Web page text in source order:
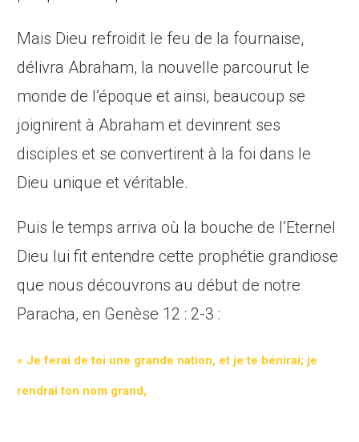
Mais Dieu refroidit le feu de la fournaise,
délivra Abraham, la nouvelle parcourut le
monde de l’époque et ainsi, beaucoup se
joignirent à Abraham et devinrent ses
disciples et se convertirent à la foi dans le
Dieu unique et véritable.
Puis le temps arriva où la bouche de l’Eternel
Dieu lui fit entendre cette prophétie grandiose
que nous découvrons au début de notre
Paracha, en Genèse 12 : 2-3 :
« Je ferai de toi une grande nation, et je te bénirai; je
rendrai ton nom grand,